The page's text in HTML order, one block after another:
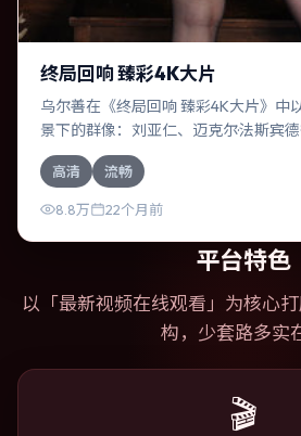
终局回响 臻彩4K大片
乌尔善在《终局回响 臻彩4K大片》中
景下的群像：刘亚仁、迈克尔·法斯宾
为一部犯罪作品，故事从日常裂缝切入
的结局；视听语言统一，情感落点克制
高清 流畅
8.8万 22个月前
平台特色
以「最新视频在线观看 」为核心
构，少套路多实
🎬